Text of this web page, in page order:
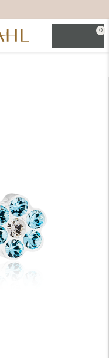
0